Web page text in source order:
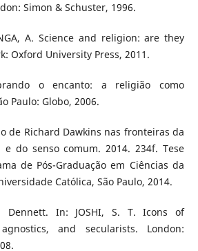
Simon & Schuster, 1996.
A. Science and religion: are they
Oxford University Press, 2011.
o encanto: a religião como
Paulo: Globo, 2006.
de Richard Dawkins nas fronteiras da
e do senso comum. 2014. 234f. Tese
de Pós-Graduação em Ciências da
Católica, São Paulo, 2014.
Dennett. In: JOSHI, S. T. Icons of
and secularists. London: